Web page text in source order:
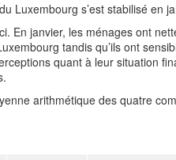
Luxembourg s’est stabilisé en
En janvier, les ménages ont
tandis qu’ils ont
quant à leur situation
arithmétique des quatre